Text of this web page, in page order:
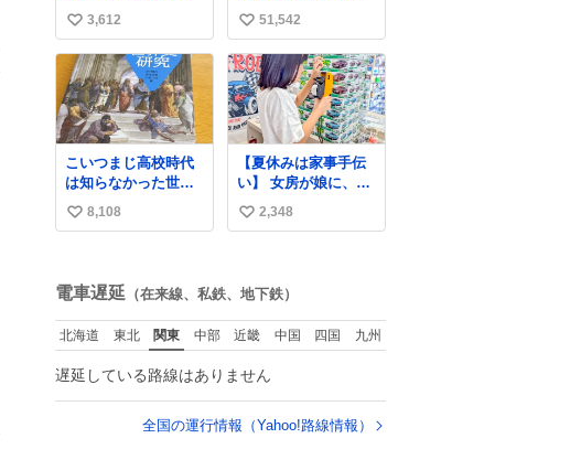
家族を脅してるけど
絶対間違えてる。 悪
いのは誹謗中傷した
人達でしょ。こんな
のみなちゃん望んで
ないし曲がった正義
すぎる
い
い
ね
数
3,612
家もらっちゃった長
男
い
い
ね
数
51,542
こいつまじ高校時代
は知らなかった世界
史が溢れすぎてて
𝑩𝑰𝑮 𝑳𝑶𝑽𝑬＿＿
い
数
8,108
【夏休みは家事手伝
い】 女房が娘に、働
いたらバイト代もら
えば？と言ったら、
ソフトクリーム買っ
てやろうと思いまし
た。
い
数
2,348
電車遅延 （在来線、私鉄、地下鉄）
北海道 東北 関東 中部 近畿 中国 四国 九州
遅延している路線はありません
全国の運行情報（Yahoo!路線情報）